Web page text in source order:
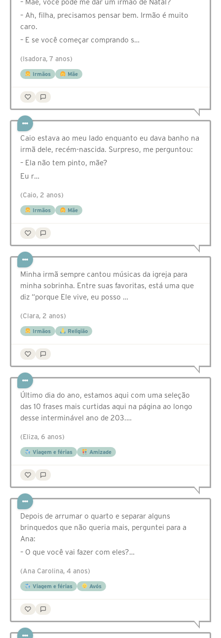
– Mãe, você pode me dar um irmão de Natal?
– Ah, filha, precisamos pensar bem. Irmão é muito
caro.
– E se você começar comprando s…
(Isadora, 7 anos)
Irmãos Mãe
Caio estava ao meu lado enquanto eu dava banho na
irmã dele, recém-nascida. Surpreso, me perguntou:
– Ela não tem pinto, mãe?
Eu r…
(Caio, 2 anos)
Irmãos Mãe
Minha irmã sempre cantou músicas da igreja para
minha sobrinha. Entre suas favoritas, está uma que
diz “porque Ele vive, eu posso …
(Clara, 2 anos)
Irmãos Religião
Último dia do ano, estamos aqui com uma seleção
das 10 frases mais curtidas aqui na página ao longo
desse interminável ano de 203.…
(Eliza, 6 anos)
Viagem e férias Amizade
Depois de arrumar o quarto e separar alguns
brinquedos que não queria mais, perguntei para a
Ana:
– O que você vai fazer com eles?…
(Ana Carolina, 4 anos)
Viagem e férias Avós